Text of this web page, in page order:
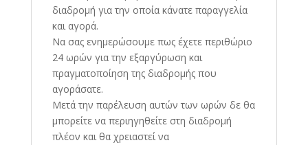
διαδρομή για την οποία κάνατε παραγγελία
και αγορά.
Να σας ενημερώσουμε πως έχετε περιθώριο
24 ωρών για την εξαργύρωση και
πραγματοποίηση της διαδρομής που
αγοράσατε.
Μετά την παρέλευση αυτών των ωρών δε θα
μπορείτε να περιηγηθείτε στη διαδρομή
πλέον και θα χρειαστεί να